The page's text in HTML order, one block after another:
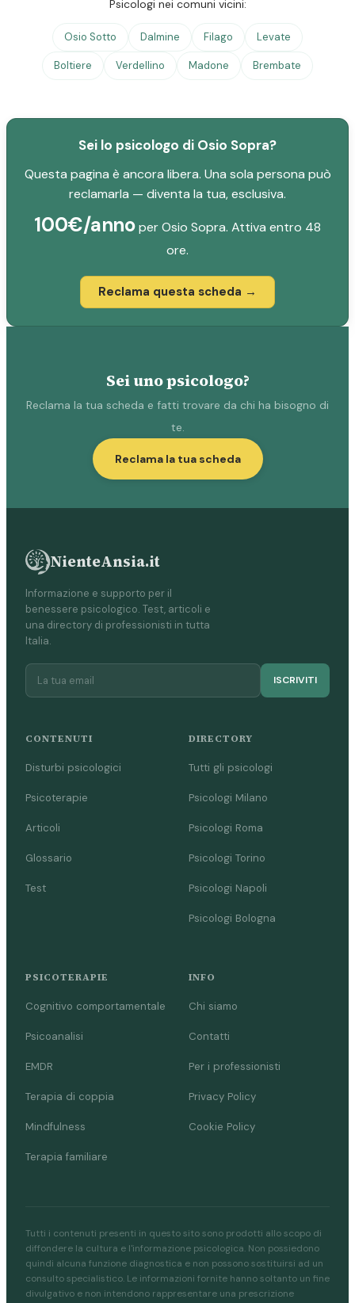
Psicologi nei comuni vicini:
Osio Sotto Dalmine Filago Levate
Boltiere Verdellino Madone Brembate
Sei lo psicologo di Osio Sopra?
Questa pagina è ancora libera. Una sola persona può
reclamarla — diventa la tua, esclusiva.
100€/annoper Osio Sopra. Attiva entro 48
ore.
Reclama questa scheda →
Sei uno psicologo?
Reclama la tua scheda e fatti trovare da chi ha bisogno di
te.
Reclama la tua scheda
NienteAnsia.it
Informazione e supporto per il
benessere psicologico. Test, articoli e
una directory di professionisti in tutta
Italia.
ISCRIVITI
CONTENUTI
Disturbi psicologici
Psicoterapie
Articoli
Glossario
Test
DIRECTORY
Tutti gli psicologi
Psicologi Milano
Psicologi Roma
Psicologi Torino
Psicologi Napoli
Psicologi Bologna
PSICOTERAPIE
Cognitivo comportamentale
Psicoanalisi
EMDR
Terapia di coppia
Mindfulness
Terapia familiare
INFO
Chi siamo
Contatti
Per i professionisti
Privacy Policy
Cookie Policy
Tutti i contenuti presenti in questo sito sono prodotti allo scopo di
diffondere la cultura e l'informazione psicologica. Non possiedono
quindi alcuna funzione diagnostica e non possono sostituirsi ad un
consulto specialistico. Le informazioni fornite hanno soltanto un fine
divulgativo e non intendono rappresentare una prescrizione